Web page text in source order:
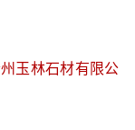
玉林石材有限公